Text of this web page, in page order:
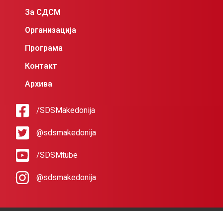
За СДСМ
Организација
Програма
Контакт
Архива
/SDSMakedonija
@sdsmakedonija
/SDSMtube
@sdsmakedonija